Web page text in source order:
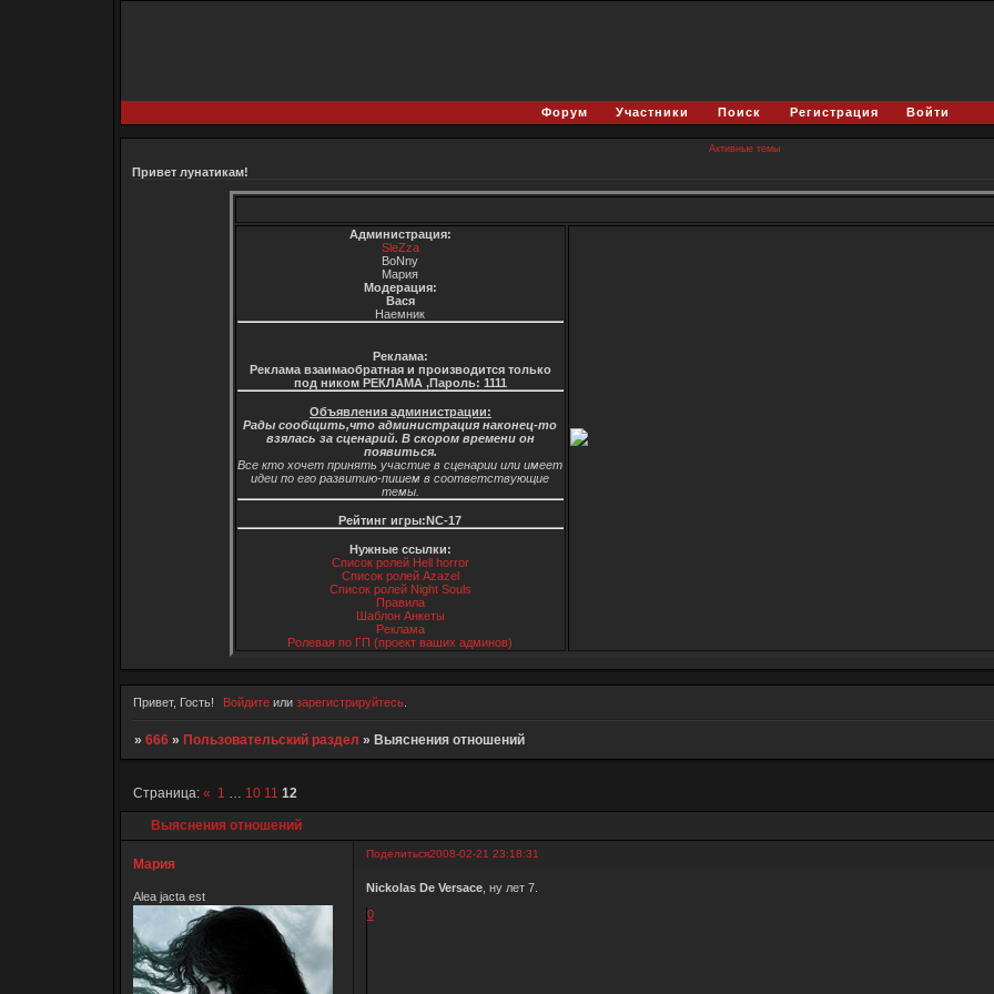
Форум Участники Поиск Регистрация Войти
Активные темы
Привет лунатикам!
Администрация:
SleZza
BoNny
Мария
Модерация:
Вася
Наемник
Реклама:
Реклама взаимаобратная и производится только
под ником РЕКЛАМА ,Пароль: 1111
Объявления администрации:
Рады сообщить,что администрация наконец-то
взялась за сценарий. В скором времени он
появиться.
Все кто хочет принять участие в сценарии или имеет
идеи по его развитию-пишем в соответствующие
темы.
Рейтинг игры:NC-17
Нужные ссылки:
Список ролей Hell horror
Список ролей Azazel
Список ролей Night Souls
Правила
Шаблон Анкеты
Реклама
Ролевая по ГП (проект ваших админов)
Привет, Гость! Войдите илизарегистрируйтесь
» 666 » Пользовательский раздел » Выяснения отношений
Выяснения отношений
Страница: « 1 … 10 11 12
Поделиться2008-02-21 23:18:31
Мария
Alea jacta est
Nickolas De Versace, ну лет 7.
0